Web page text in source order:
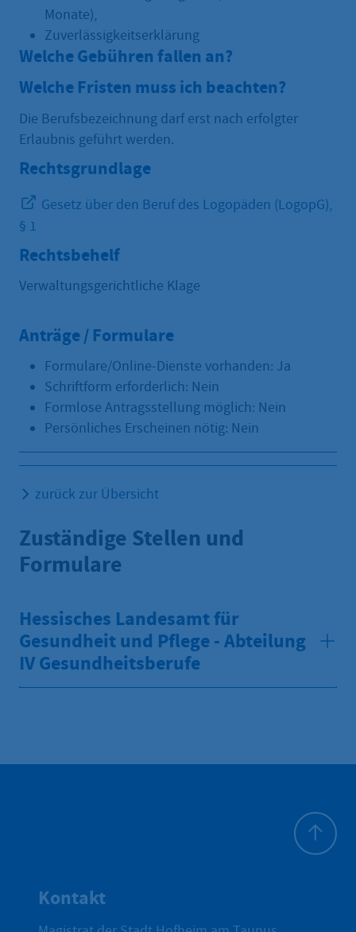
Monate),
Zuverlässigkeitserklärung
Welche Gebühren fallen an?
Welche Fristen muss ich beachten?
Die Berufsbezeichnung darf erst nach erfolgter
Erlaubnis geführt werden.
Rechtsgrundlage
Gesetz über den Beruf des Logopäden (LogopG),
§ 1
Rechtsbehelf
Verwaltungsgerichtliche Klage
Anträge / Formulare
Formulare/Online-Dienste vorhanden: Ja
Schriftform erforderlich: Nein
Formlose Antragsstellung möglich: Nein
Persönliches Erscheinen nötig: Nein
zurück zur Übersicht
Zuständige Stellen und
Formulare
Hessisches Landesamt für
Gesundheit und Pflege - Abteilung
IV Gesundheitsberufe
Kontakt